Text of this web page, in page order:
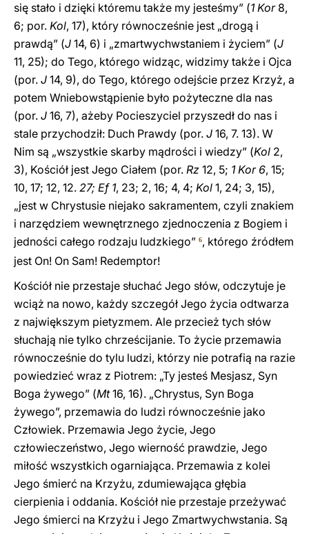
się stało i dzięki któremu także my jesteśmy” (1 Kor8,
6; por. Kol, 17), który równocześnie jest „drogą i
prawdą” (J 14, 6) i „zmartwychwstaniem i życiem” (J
11, 25); do Tego, którego widząc, widzimy także i Ojca
(por. J 14, 9), do Tego, którego odejście przez Krzyż, a
potem Wniebowstąpienie było pożyteczne dla nas
(por. J 16, 7), ażeby Pocieszyciel przyszedł do nas i
stale przychodził: Duch Prawdy (por. J 16, 7. 13). W
Nim są „wszystkie skarby mądrości i wiedzy” (Kol 2,
3), Kościół jest Jego Ciałem (por. Rz 12, 5; 1 Kor 6, 15;
10, 17; 12, 12. 27; Ef 1, 23; 2, 16; 4, 4; Kol 1, 24; 3, 15),
„jest w Chrystusie niejako sakramentem, czyli znakiem
i narzędziem wewnętrznego zjednoczenia z Bogiem i
jedności całego rodzaju ludzkiego” 6, którego źródłem
jest On! On Sam! Redemptor!
Kościół nie przestaje słuchać Jego słów, odczytuje je
wciąż na nowo, każdy szczegół Jego życia odtwarza
z największym pietyzmem. Ale przecież tych słów
słuchają nie tylko chrześcijanie. To życie przemawia
równocześnie do tylu ludzi, którzy nie potrafią na razie
powiedzieć wraz z Piotrem: „Ty jesteś Mesjasz, Syn
Boga żywego” (Mt16, 16). „Chrystus, Syn Boga
żywego”, przemawia do ludzi równocześnie jako
Człowiek. Przemawia Jego życie, Jego
człowieczeństwo, Jego wierność prawdzie, Jego
miłość wszystkich ogarniająca. Przemawia z kolei
Jego śmierć na Krzyżu, zdumiewająca głębia
cierpienia i oddania. Kościół nie przestaje przeżywać
Jego śmierci na Krzyżu i Jego Zmartwychwstania. Są